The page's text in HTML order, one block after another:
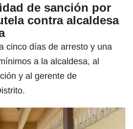
de sanción por
contra alcaldesa
cinco días de arresto y una
a la alcaldesa, al
y al gerente de